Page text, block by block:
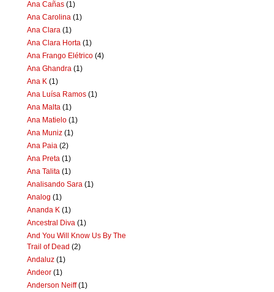
Ana Cañas (1)
Ana Carolina (1)
Ana Clara (1)
Ana Clara Horta (1)
Ana Frango Elétrico (4)
Ana Ghandra (1)
Ana K (1)
Ana Luísa Ramos (1)
Ana Malta (1)
Ana Matielo (1)
Ana Muniz (1)
Ana Paia (2)
Ana Preta (1)
Ana Talita (1)
Analisando Sara (1)
Analog (1)
Ananda K (1)
Ancestral Diva (1)
And You Will Know Us By The
Trail of Dead (2)
Andaluz (1)
Andeor (1)
Anderson Neiff (1)